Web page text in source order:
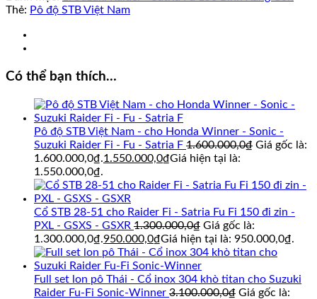
Thẻ: Pô độ STB Việt Nam
Có thể bạn thích…
Pô độ STB Việt Nam - cho Honda Winner - Sonic -
Suzuki Raider Fi - Fu - Satria F 1.600.000,0₫ Giá gốc là:
1.600.000,0₫.1.550.000,0₫Giá hiện tại là:
1.550.000,0₫.
Cổ STB 28-51 cho Raider Fi - Satria Fu Fi 150 đi zin -
PXL - GSXS - GSXR 1.300.000,0₫ Giá gốc là:
1.300.000,0₫.950.000,0₫Giá hiện tại là: 950.000,0₫.
Full set lon pô Thái - Cổ inox 304 khò titan cho Suzuki
Raider Fu-Fi Sonic-Winner 3.100.000,0₫ Giá gốc là: